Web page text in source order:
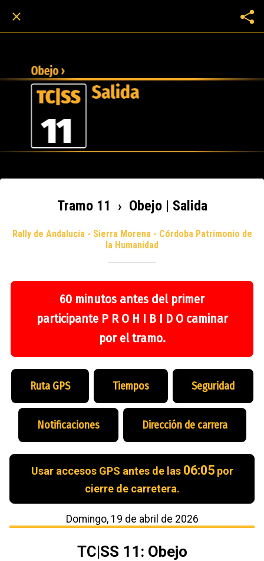
Tramo 11 › Obejo | Salida
Rally de Andalucía - Sierra Morena - Córdoba Patrimonio de
la Humanidad
60 minutos antes del primer
participante P R O H I B I D O caminar
por el tramo.
Ruta GPS Tiempos Seguridad
Notificaciones Dirección de carrera
Usar accesos GPS antes de las 06:05por
cierre de carretera.
Domingo, 19 de abril de 2026
TC|SS 11: Obejo